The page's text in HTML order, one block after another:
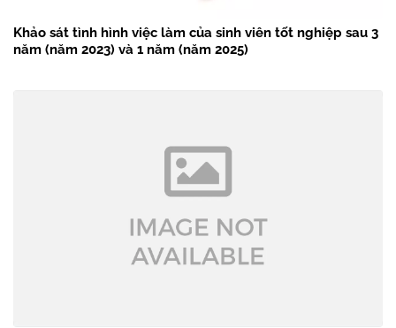
Khảo sát tình hình việc làm của sinh viên tốt nghiệp sau 3
năm (năm 2023) và 1 năm (năm 2025)